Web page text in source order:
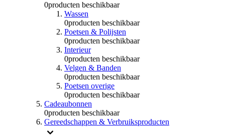
0producten beschikbaar
Wassen
0producten beschikbaar
Poetsen & Polijsten
0producten beschikbaar
Interieur
0producten beschikbaar
Velgen & Banden
0producten beschikbaar
Poetsen overige
0producten beschikbaar
Cadeaubonnen
0producten beschikbaar
Gereedschappen & Verbruiksproducten